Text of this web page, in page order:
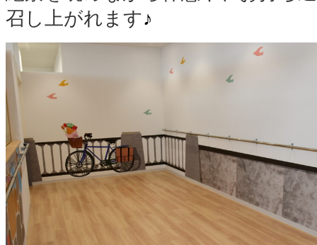
召し上がれます♪